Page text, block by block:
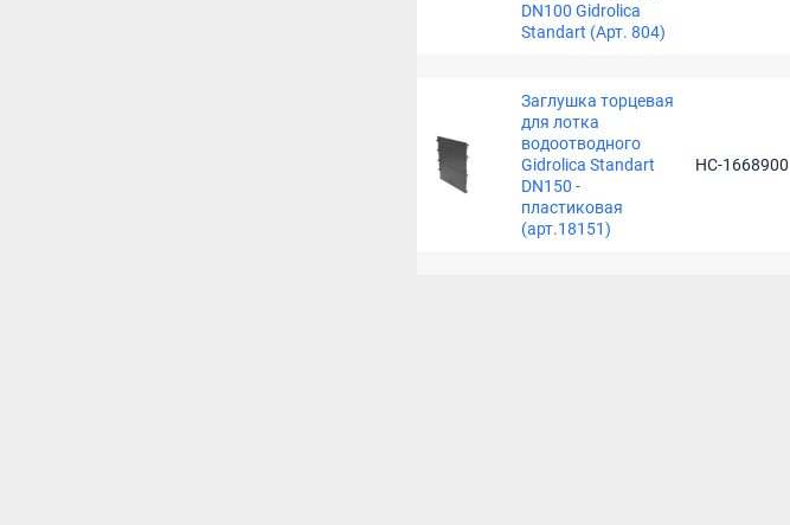
DN100 Gidrolica
Standart (Арт. 804)
Заглушка торцевая
для лотка
водоотводного
Gidrolica Standart
DN150 -
пластиковая
(арт.18151)
НС-1668900